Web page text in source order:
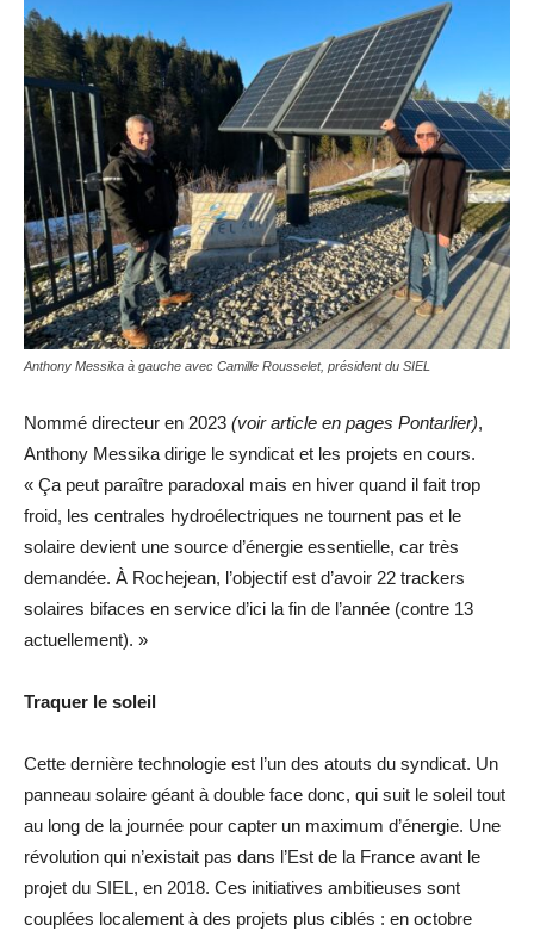
Anthony Messika à gauche avec Camille Rousselet, président du SIEL
Nommé directeur en 2023 (voir article en pages Pontarlier),
Anthony Messika dirige le syndicat et les projets en cours.
« Ça peut paraître paradoxal mais en hiver quand il fait trop
froid, les centrales hydroélectriques ne tournent pas et le
solaire devient une source d’énergie essentielle, car très
demandée. À Rochejean, l’objectif est d’avoir 22 trackers
solaires bifaces en service d’ici la fin de l’année (contre 13
actuellement). »
Traquer le soleil
Cette dernière technologie est l’un des atouts du syndicat. Un
panneau solaire géant à double face donc, qui suit le soleil tout
au long de la journée pour capter un maximum d’énergie. Une
révolution qui n’existait pas dans l’Est de la France avant le
projet du SIEL, en 2018. Ces initiatives ambitieuses sont
couplées localement à des projets plus ciblés : en octobre